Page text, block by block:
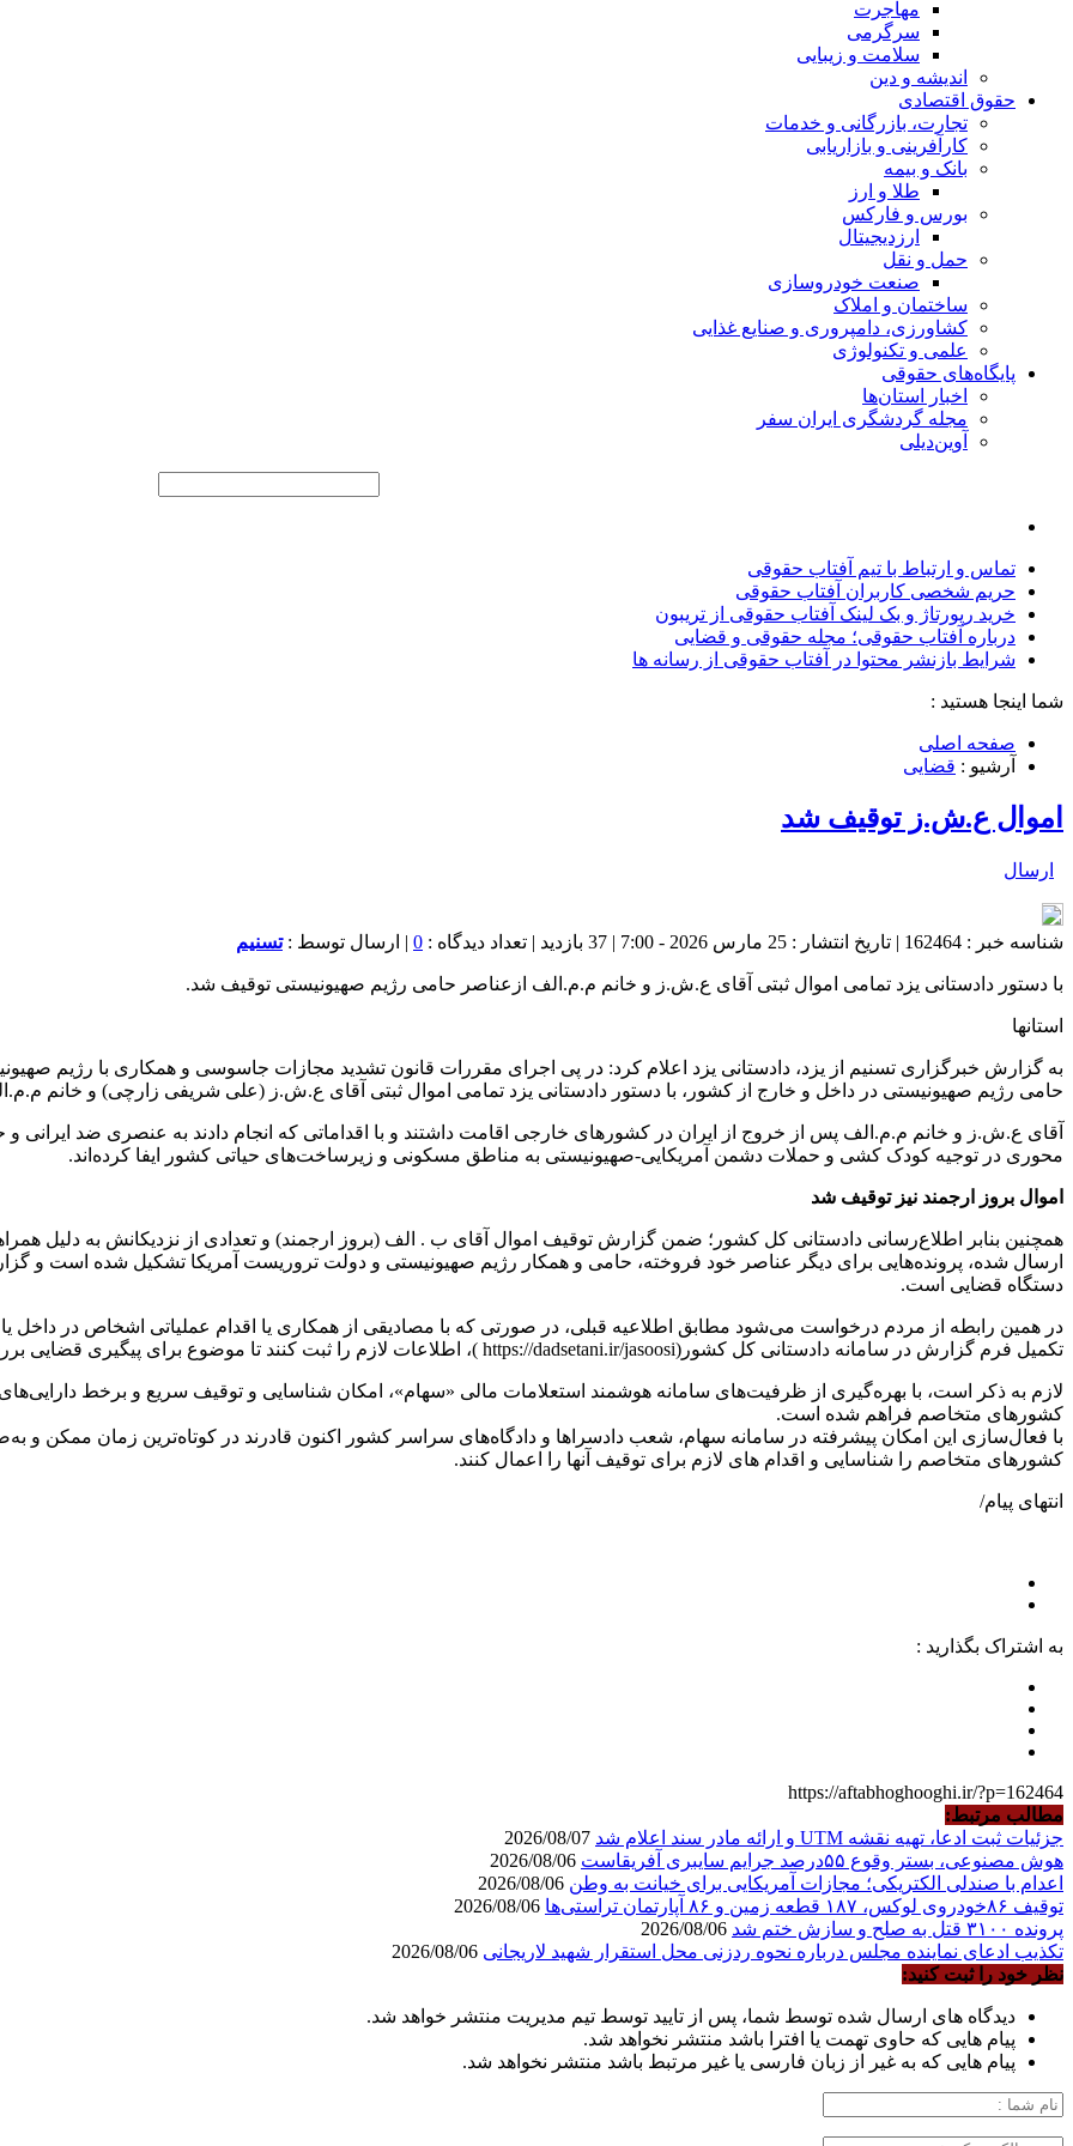
مهاجرت
سرگرمی
سلامت و زیبایی
اندیشه و دین
حقوق اقتصادی
تجارت، بازرگانی و خدمات
کارآفرینی و بازاریابی
بانک و بیمه
طلا و ارز
بورس و فارکس
ارزدیجیتال
حمل و نقل
صنعت خودروسازی
ساختمان و املاک
کشاورزی، دامپروری و صنایع غذایی
علمی و تکنولوژی
پایگاه‌های حقوقی
اخبار استان‌ها
مجله گردشگری ایران سفر
آوین‌دیلی
تماس و ارتباط با تیم آفتاب حقوقی
حریم شخصی کاربران آفتاب حقوقی
خرید رپورتاژ و بک لینک آفتاب حقوقی از تریبون
درباره آفتاب حقوقی؛ مجله حقوقی و قضایی
شرایط بازنشر محتوا در آفتاب حقوقی از رسانه ها
شما اینجا هستید :
صفحه اصلی
آرشیو : قضایی
اموال ع.ش.ز توقیف شد
ارسال
شناسه خبر : 162464 | تاریخ انتشار : 25 مارس 2026 - 7:00 | 37 بازدید | تعداد دیدگاه : 0 | ارسال توسط :تسنیم
با دستور دادستانی یزد تمامی اموال ثبتی آقای ع.ش.ز و خانم م.م.الف ازعناصر حامی رژیم صهیونیستی توقیف شد.
استانها
به گزارش خبرگزاری تسنیم از یزد، دادستانی یزد اعلام کرد: در پی اجرای مقررات قانون تشدید مجازات جاسوسی و همکاری با رژیم
حامی رژیم صهیونیستی در داخل و خارج از کشور، با دستور دادستانی یزد تمامی اموال ثبتی آقای ع.ش.ز (علی شریفی زارچی) و خانم
آقای ع.ش.ز و خانم م.م.الف پس از خروج از ایران در کشورهای خارجی اقامت داشتند و با اقداماتی که انجام دادند به عنصری ضد
محوری در توجیه کودک کشی و حملات دشمن آمریکایی-صهیونیستی به مناطق مسکونی و زیرساخت‌های حیاتی کشور ایفا کرده‌اند.
اموال بروز ارجمند نیز توقیف شد
همچنین بنابر اطلاع‌رسانی دادستانی کل کشور؛ ضمن گزارش توقیف اموال آقای ب . الف (بروز ارجمند) و تعدادی از نزدیکانش به دلیل
ارسال شده، پرونده‌هایی برای دیگر عناصر خود فروخته، حامی و همکار رژیم صهیونیستی و دولت تروریست آمریکا تشکیل شده است و
دستگاه قضایی است.
در همین رابطه از مردم درخواست می‌شود مطابق اطلاعیه قبلی، در صورتی که با مصادیقی از همکاری یا اقدام عملیاتی اشخاص در داخل یا
تکمیل فرم گزارش در سامانه دادستانی کل کشور(https://dadsetani.ir/jasoosi )، اطلاعات لازم را ثبت کنند تا موضوع برای پیگیری قضایی بررسی شود.
لازم به ذکر است، با بهره‌گیری از ظرفیت‌های سامانه هوشمند استعلامات مالی «سهام»، امکان شناسایی و توقیف سریع و برخط
کشورهای متخاصم فراهم شده است.
با فعال‌سازی این امکان پیشرفته در سامانه سهام، شعب دادسراها و دادگاه‌های سراسر کشور اکنون قادرند در کوتاه‌ترین زمان ممکن و
کشورهای متخاصم را شناسایی و اقدام های لازم برای توقیف آنها را اعمال کنند.
انتهای پیام/
به اشتراک بگذارید :
https://aftabhoghooghi.ir/?p=162464
مطالب مرتبط:
جزئیات ثبت ادعا، تهیه نقشه UTM و ارائه مادر سند اعلام شد
هوش مصنوعی، بستر وقوع ۵۵درصد جرایم سایبری آفریقاست
اعدام با صندلی الکتریکی؛ مجازات آمریکایی برای خیانت به وطن
توقیف ۸۶خودروی لوکس، ۱۸۷ قطعه زمین و ۸۶ آپارتمان تراستی‌ها
پرونده ۳۱۰۰ قتل به صلح و سازش ختم شد
تکذیب ادعای نماینده مجلس درباره نحوه ردزنی محل استقرار شهید لاریجانی
نظر خود را ثبت کنید:
دیدگاه های ارسال شده توسط شما، پس از تایید توسط تیم مدیریت منتشر خواهد شد.
پیام هایی که حاوی تهمت یا افترا باشد منتشر نخواهد شد.
پیام هایی که به غیر از زبان فارسی یا غیر مرتبط باشد منتشر نخواهد شد.